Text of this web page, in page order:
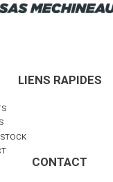
LIENS RAPIDES
CONTACT